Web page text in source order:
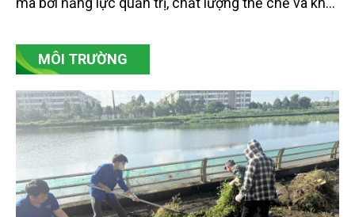
nguyên kinh tế biển xanh.
MÔI TRƯỜNG